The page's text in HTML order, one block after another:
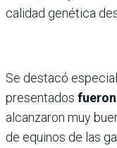
calidad genética
Se destacó
presentados
alcanzaron muy
de equinos de las